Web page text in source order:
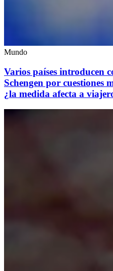
Mundo
Varios países introducen
Schengen por cuestiones
¿la medida afecta a